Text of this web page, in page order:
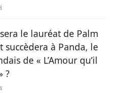
le lauréat de Palm
succèdera à Panda, le
de « L’Amour qu’il
?